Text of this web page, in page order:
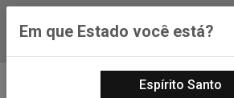
Em que Estado você está?
Espírito Santo